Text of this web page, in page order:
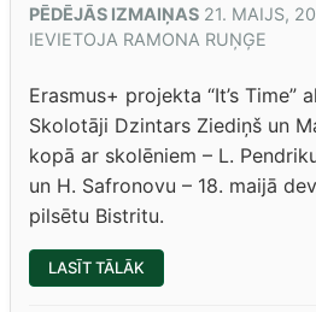
PĒDĒJĀS IZMAIŅAS 21. MAIJS,
IEVIETOJA RAMONA RUŅĢE
Erasmus+ projekta “It’s Time”
Skolotāji Dzintars Ziediņš un
kopā ar skolēniem – L.
un H. Safronovu – 18. maijā
pilsētu Bistritu.
LASĪT TĀLĀK
AKTIVITĀTES